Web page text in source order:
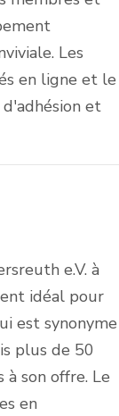
Les
en ligne et le
et
e.V. à
idéal pour
est synonyme
plus de 50
à son offre. Le
en